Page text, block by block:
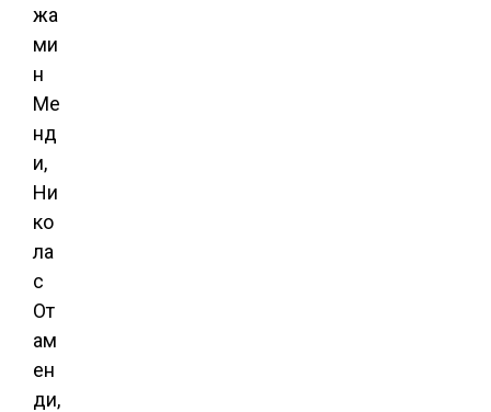
жа
ми
н
Ме
нд
и,
Ни
ко
ла
с
От
ам
ен
ди,